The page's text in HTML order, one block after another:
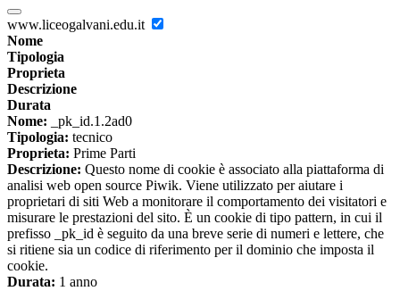
www.liceogalvani.edu.it
Nome
Tipologia
Proprieta
Descrizione
Durata
Nome: _pk_id.1.2ad0
Tipologia: tecnico
Proprieta: Prime Parti
Descrizione: Questo nome di cookie è associato alla piattaforma di
analisi web open source Piwik. Viene utilizzato per aiutare i
proprietari di siti Web a monitorare il comportamento dei visitatori e
misurare le prestazioni del sito. È un cookie di tipo pattern, in cui il
prefisso _pk_id è seguito da una breve serie di numeri e lettere, che
si ritiene sia un codice di riferimento per il dominio che imposta il
cookie.
Durata: 1 anno